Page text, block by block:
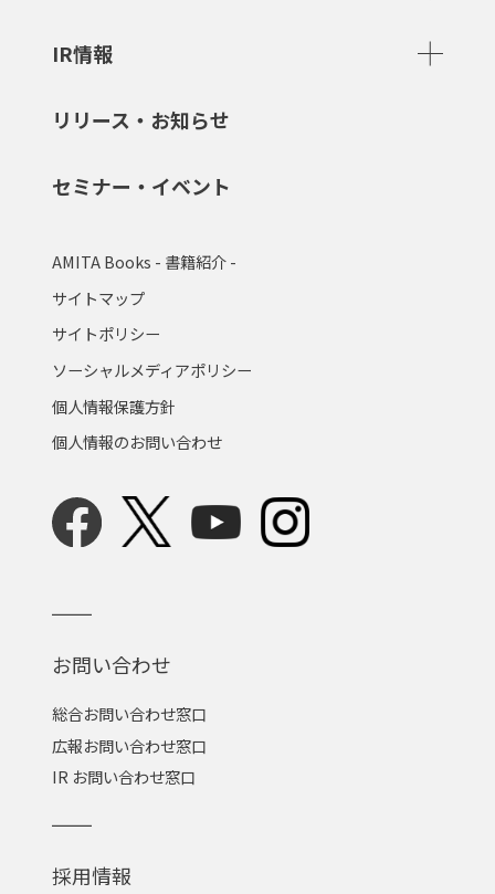
IR情報
リリース・お知らせ
セミナー・イベント
AMITA Books - 書籍紹介 -
サイトマップ
サイトポリシー
ソーシャルメディアポリシー
個人情報保護方針
個人情報のお問い合わせ
お問い合わせ
総合お問い合わせ窓口
広報お問い合わせ窓口
IR お問い合わせ窓口
採用情報